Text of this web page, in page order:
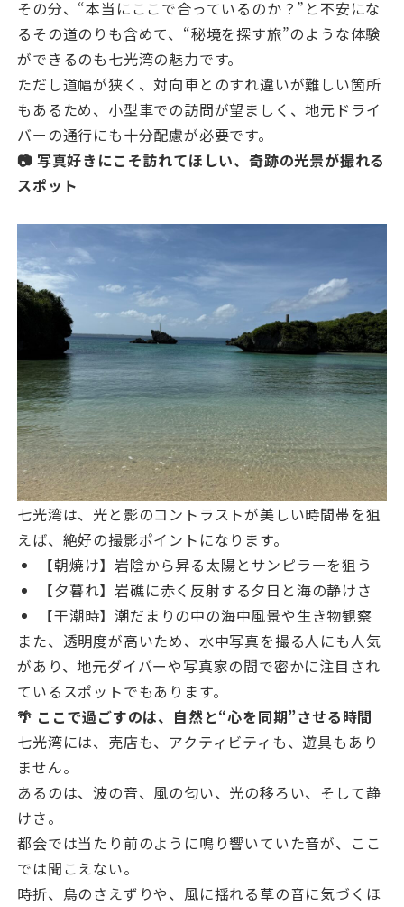
その分、“本当にここで合っているのか？”と不安にな
るその道のりも含めて、“秘境を探す旅”のような体験
ができるのも七光湾の魅力です。
ただし道幅が狭く、対向車とのすれ違いが難しい箇所
もあるため、小型車での訪問が望ましく、地元ドライ
バーの通行にも十分配慮が必要です。
📷 写真好きにこそ訪れてほしい、奇跡の光景が撮れる
スポット
七光湾は、光と影のコントラストが美しい時間帯を狙
えば、絶好の撮影ポイントになります。
【朝焼け】岩陰から昇る太陽とサンピラーを狙う
【夕暮れ】岩礁に赤く反射する夕日と海の静けさ
【干潮時】潮だまりの中の海中風景や生き物観察
また、透明度が高いため、水中写真を撮る人にも人気
があり、地元ダイバーや写真家の間で密かに注目され
ているスポットでもあります。
🌴 ここで過ごすのは、自然と“心を同期”させる時間
七光湾には、売店も、アクティビティも、遊具もあり
ません。
あるのは、波の音、風の匂い、光の移ろい、そして静
けさ。
都会では当たり前のように鳴り響いていた音が、ここ
では聞こえない。
時折、鳥のさえずりや、風に揺れる草の音に気づくほ